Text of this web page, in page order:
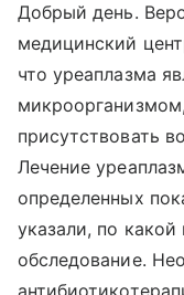
Добрый день.
медицинский
что уреаплазма
присутствовать
Лечение
определенных
указали, по
обследование.